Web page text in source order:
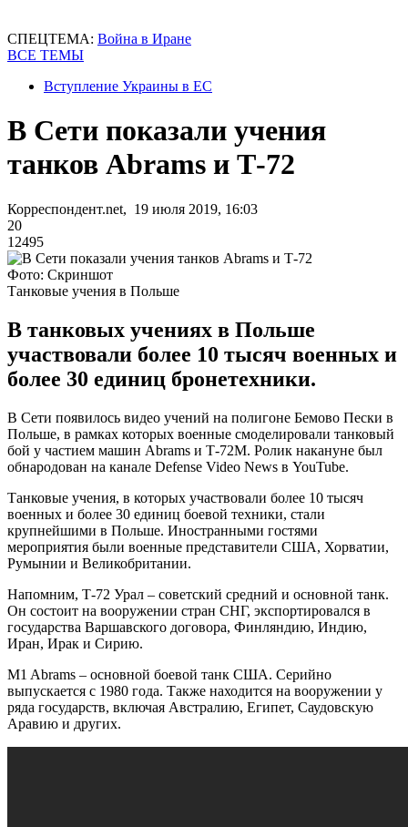
СПЕЦТЕМА: Война в Иране
ВСЕ ТЕМЫ
Вступление Украины в ЕС
В Сети показали учения
танков Abrams и Т-72
Корреспондент.net, 19 июля 2019, 16:03
20
12495
Фото: Скриншот
Танковые учения в Польше
В танковых учениях в Польше
участвовали более 10 тысяч военных и
более 30 единиц бронетехники.
В Сети появилось видео учений на полигоне Бемово Пески в
Польше, в рамках которых военные смоделировали танковый
бой у частием машин Abrams и Т-72М. Ролик накануне был
обнародован на канале Defense Video News в YouTube.
Танковые учения, в которых участвовали более 10 тысяч
военных и более 30 единиц боевой техники, стали
крупнейшими в Польше. Иностранными гостями
мероприятия были военные представители США, Хорватии,
Румынии и Великобритании.
Напомним, Т-72 Урал – советский средний и основной танк.
Он состоит на вооружении стран СНГ, экспортировался в
государства Варшавского договора, Финляндию, Индию,
Иран, Ирак и Сирию.
M1 Abrams – основной боевой танк США. Серийно
выпускается с 1980 года. Также находится на вооружении у
ряда государств, включая Австралию, Египет, Саудовскую
Аравию и других.